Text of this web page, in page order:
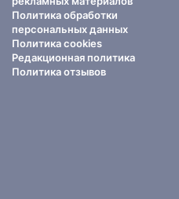
Политика обработки
персональных данных
Политика cookies
Редакционная политика
Политика отзывов